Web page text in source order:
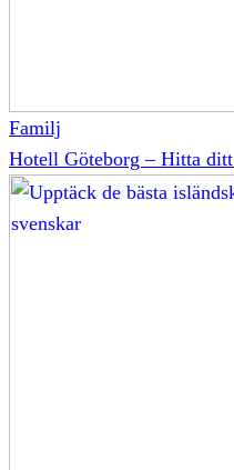
Familj
Hotell Göteborg – Hitta